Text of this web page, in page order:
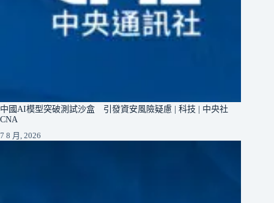
中國AI模型突破測試沙盒 引發資安風險疑慮 | 科技 | 中央社
CNA
7 8 月, 2026